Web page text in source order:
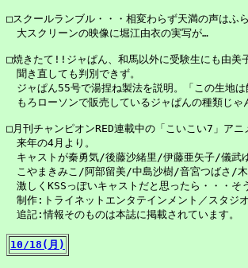
□スクールランブル・・・相変わらず天満の声はふ
大スクリーンの映像に堀江由衣の実写が…
□焼きたて!!ジャぱん、和馬以外に受験生にも由美
聞き直しても判別できず。
ジャぱん55号で湯捏ね製法を説明。「この生地
もろローソンで販売しているジャぱんの種類じゃ
□月刊チャンピオンRED連載中の「こいこい7」アニ
来年の4月より。
キャストが秦勇気/後藤沙緒里/伊藤亜矢子/儀武
こやまきみこ/阿部留美/中島沙樹/音宮つばさ/
激しくKSSっぽいキャストだと思ったら・・・そ
制作:トライネットエンタテインメント／スタジ
追記:情報そのものは本誌に掲載されています。
10/18(月)